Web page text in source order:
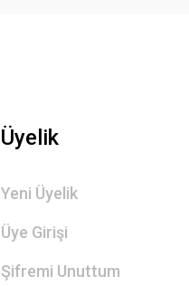
Üyelik
Yeni Üyelik
Üye Girişi
Şifremi Unuttum